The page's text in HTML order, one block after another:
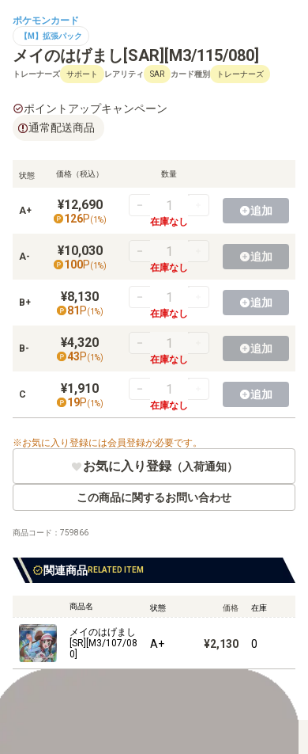
【S】拡張パック
【S】強化拡張パック
【S】構築デッキ
【S】その他商品
【SM】拡張パック
【SM】強化拡張パック
【SM】構築デッキ
【SM】その他商品
【SM】プロモ
【XY】コンセプトパックなど
【XY】構築デッキ
【XY】その他商品
【XY】プロモ
ポケモンカード
【M】拡張パック
メイのはげまし[SAR][M3/115/080]
トレーナーズ サポート レアリティ SAR カード種別 トレーナーズ
ポイントアップキャンペーン
通常配送商品
状態 価格（税込） 数量
A+ ¥12,690
126P(1%) 在庫なし
追加
A- ¥10,030
100P(1 %) 在庫なし
追加
B+ ¥8,130
81 P(1%) 在庫なし
追加
B- ¥4,320
43P(1 %) 在庫なし
追加
C ¥1,910
19P(1%) 在庫なし
追加
お気に入り登録には会員登録が必要です。
お気に入り登録 （入荷通知）
この商品に関するお問い合わせ
商品コード： 759866
関連商品RELATED ITEM
商品名 状態 価格 在庫
メイのはげまし
[SR][M3/107/08
0]
A+ ¥2,130 0